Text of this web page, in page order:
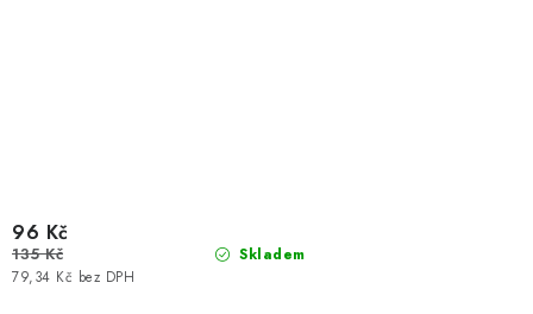
Skladem
79,34 Kč bez DPH
96 Kč
135 Kč